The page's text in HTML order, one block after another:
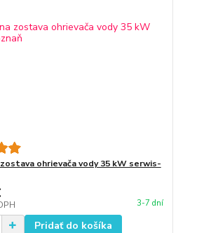
ohrievača vody 35 kW serwis-
3-7 dní
Pridať do košíka